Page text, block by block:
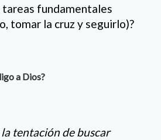
fundamentales
tomar la cruz y seguirlo)?
a Dios?
tentación de buscar